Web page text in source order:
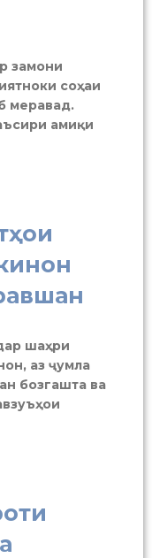
замони
соҳаи
меравад.
амиқи
шаҳри
аз ҷумла
бозгашта ва